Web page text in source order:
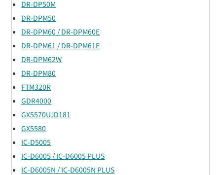
DR-DP50M
DR-DPM50
DR-DPM60 / DR-DPM60E
DR-DPM61 / DR-DPM61E
DR-DPM62W
DR-DPM80
FTM320R
GDR4000
GX5570UJD181
GX5580
IC-D5005
IC-D6005 / IC-D6005 PLUS
IC-D6005N / IC-D6005N PLUS